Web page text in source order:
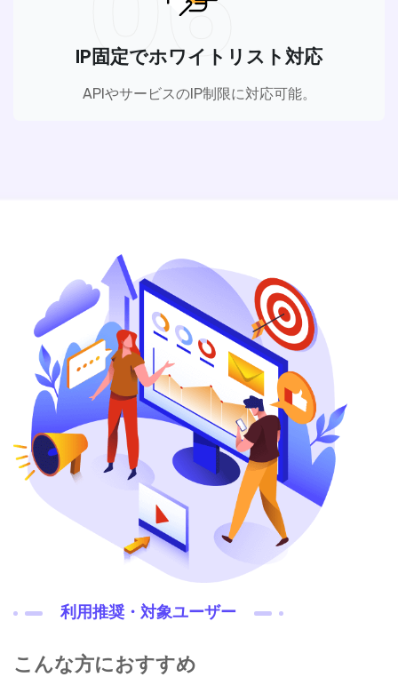
IP固定でホワイトリスト対応
APIやサービスのIP制限に対応可能。
利用推奨・対象ユーザー
こんな方におすすめ